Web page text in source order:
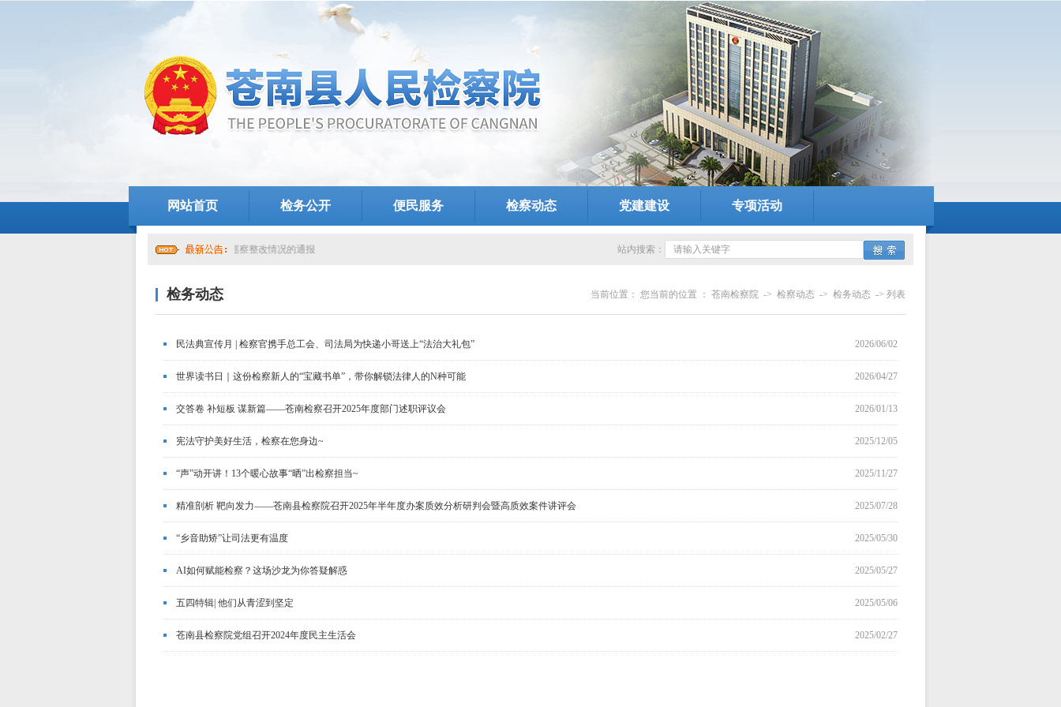
网站首页 检务公开 便民服务 检察动态 党建建设 专项活动
站内搜索：
中共苍南县人民检察院党组关于提级巡察整改情况的通报
当前位置： 您当前的位置 ： 苍南检察院 -> 检察动态 -> 检务动态 -> 列表
检务动态
2026/06/02
民法典宣传月 | 检察官携手总工会、司法局为快递小哥送上“法治大礼包”
2026/04/27
世界读书日｜这份检察新人的“宝藏书单”，带你解锁法律人的N种可能
2026/01/13
交答卷 补短板 谋新篇——苍南检察召开2025年度部门述职评议会
2025/12/05
宪法守护美好生活，检察在您身边~
2025/11/27
“声”动开讲！13个暖心故事“晒”出检察担当~
2025/07/28
精准剖析 靶向发力——苍南县检察院召开2025年半年度办案质效分析研判会暨高质效案件讲评会
2025/05/30
“乡音助矫”让司法更有温度
2025/05/27
AI如何赋能检察？这场沙龙为你答疑解惑
2025/05/06
五四特辑| 他们从青涩到坚定
2025/02/27
苍南县检察院党组召开2024年度民主生活会